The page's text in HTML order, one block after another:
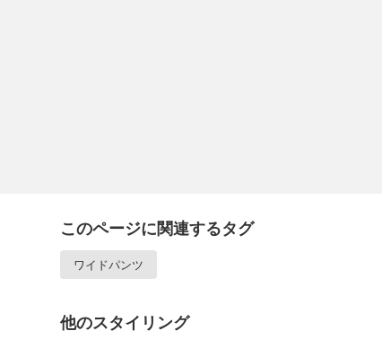
このページに関連するタグ
ワイドパンツ
他のスタイリング